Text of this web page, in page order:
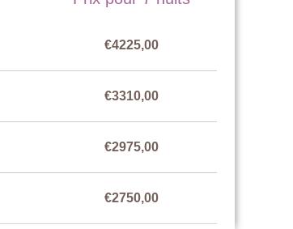
€4225,00
€3310,00
€2975,00
€2750,00